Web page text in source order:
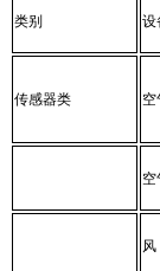
类别 设
传感器类 空
空